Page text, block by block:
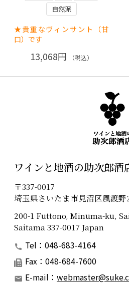
自然派
★貴重なヴィンサント（甘
口）です
13,068円 （税込）
ワインと地酒の助次郎酒
〒337-0017
埼玉県さいたま市見沼区風渡野
200-1 Futtono, Minuma-ku,
Saitama 337-0017 Japan
Tel：048-683-4164
Fax：048-684-7600
E-mail：